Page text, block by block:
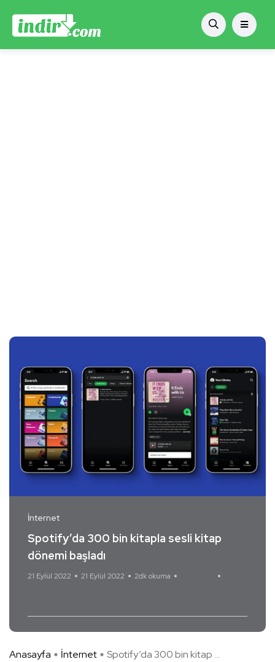
İnternet
Spotify’da 300 bin kitapla sesli kitap
dönemi başladı
21 Eylül 2022 21 Eylül 2022 2dk okuma
Anasayfa İnternet Spotify’da 300 bin kitap ...